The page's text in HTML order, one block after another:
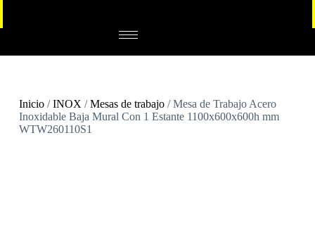
Inicio/INOX /Mesas de trabajo/ Mesa de Trabajo Acero
Inoxidable Baja Mural Con 1 Estante 1100x600x600h mm
WTW260110S1